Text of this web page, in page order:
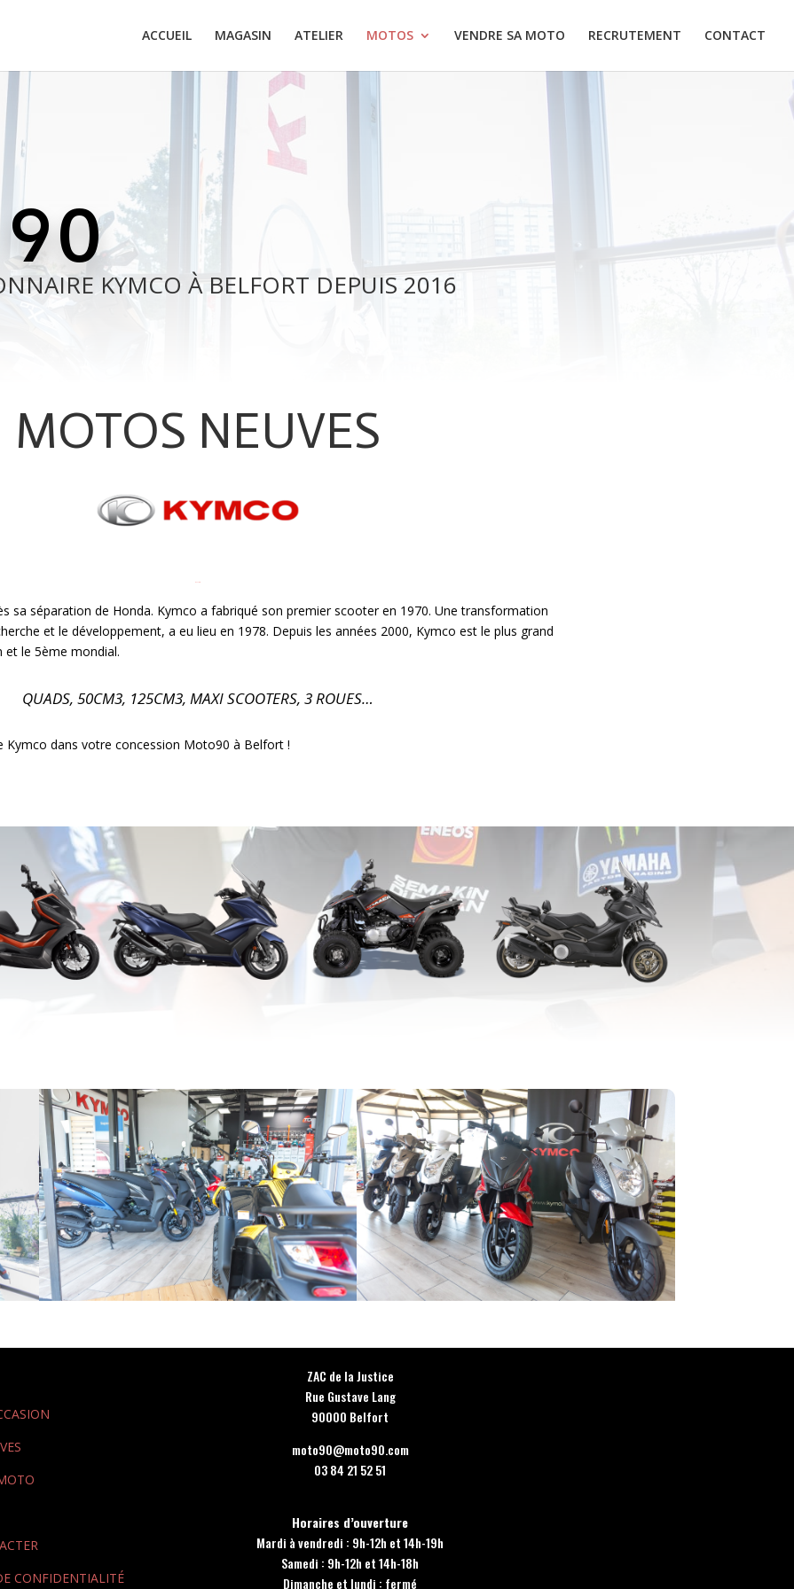
ACCUEIL MAGASIN ATELIER MOTOS VENDRE SA MOTO RECRUTEMENT CONTACT
KYMCO À BELFORT DEPUIS 2016
MOTOS NEUVES
sa séparation de Honda. Kymco a fabriqué son premier scooter en 1970. Une transformation
et le développement, a eu lieu en 1978. Depuis les années 2000, Kymco est le plus grand
le 5ème mondial.
QUADS, 50CM3, 125CM3, MAXI SCOOTERS, 3 ROUES…
Kymco dans votre concession Moto90 à Belfort !
CONFIDENTIALITÉ
ZAC de la Justice
Rue Gustave Lang
90000 Belfort
moto90@moto90.com
03 84 21 52 51
Horaires d’ouverture
Mardi à vendredi : 9h-12h et 14h-19h
Samedi : 9h-12h et 14h-18h
Dimanche et lundi : fermé